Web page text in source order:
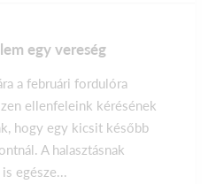
egy vereség
a februári fordulóra
ellenfeleink kérésének
hogy egy kicsit később
A halasztásnak
egésze...